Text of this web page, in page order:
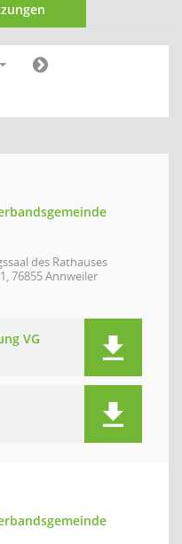
des Rathauses
76855 Annweiler
VG